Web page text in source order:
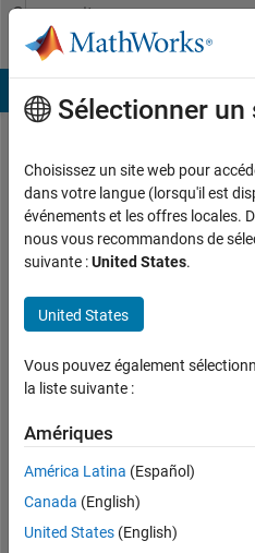
Passer au contenu
Community
Profile
Hyunuk
Ha
MathWorks
seen:
environ
mois il
|
Actif
depuis
Sélectionner un
Choisissez un site web pour
dans votre langue (lorsqu'il est
événements et les offres locales.
nous vous recommandons de
suivante :United States.
United States
Vous pouvez également
la liste suivante :
Amériques
América Latina (Español)
Canada (English)
United States (English)